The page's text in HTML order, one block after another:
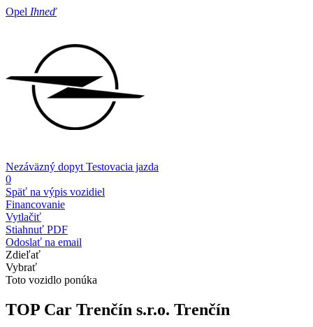
Opel Ihneď
Nezáväzný dopyt Testovacia jazda
0
Späť na výpis vozidiel
Financovanie
Vytlačiť
Stiahnuť PDF
Odoslať na email
Zdieľať
Vybrať
Toto vozidlo ponúka
TOP Car Trenčín s.r.o. Trenčín